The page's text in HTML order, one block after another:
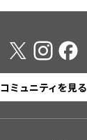
コミュニティを見る